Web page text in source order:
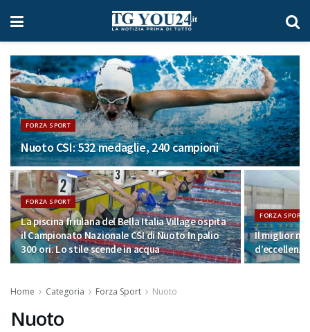
FORZA SPORT
Nuoto CSI: 532 medaglie, 240 campioni
FORZA SPORT
La piscina friulana del Bella Italia Village ospita
il Campionato Nazionale CSI di Nuoto In palio
300 ori. Lo stile scende in acqua
FORZA SPORT
Il miglior
Home Categoria Forza Sport Nuoto
Nuoto